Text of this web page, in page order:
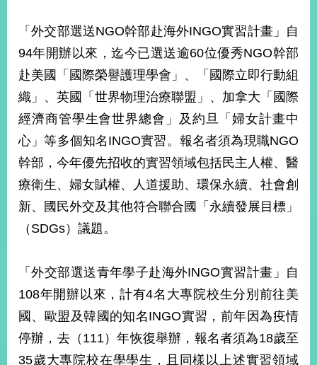
照
回
首
頁
網
站
導
覽
關
於
本
部
新
心
交
資
訊
「外交部選送NGO幹部赴海外INGO實習計畫」自
94年開辦以來，迄今已選送逾60位優秀NGO幹部
赴美國「國際榮譽護理學會」、「國際立即行動組
織」、英國「世界物理治療聯盟」、加拿大「國際
經濟商管學生會世界總會」及約旦「婦女計畫中
心」等多個知名INGO實習。報名者須為現職NGO
幹部，今年優先招收的實習領域包括民主人權、醫
療衛生、婦女賦權、人道援助、環保永續、社會創
新、國民外交及其他符合聯合國「永續發展目標」
（SDGs）議題。
「外交部選送青年學子赴海外INGO實習計畫」自
108年開辦以來，計有4名大專院校生分別前往美
國、歐盟及韓國的知名INGO實習，前年因為疫情
停辦，去（111）年恢復舉辦，報名者須為18歲至
35歲大專院校在學學生，且同樣以上述實習領域